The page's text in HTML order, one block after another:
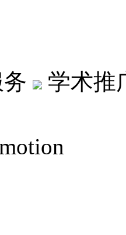
学术推